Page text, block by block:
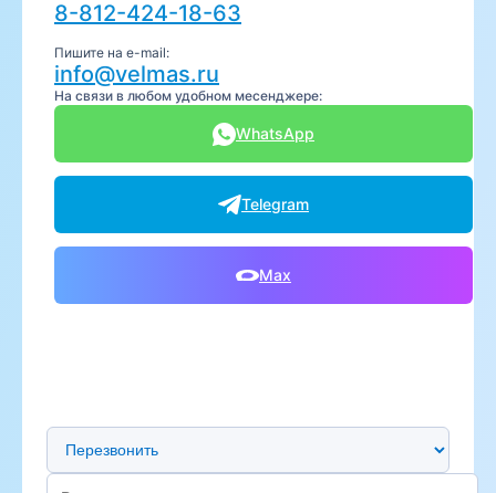
8-812-424-18-63
Пишите на e-mail:
info@velmas.ru
На связи в любом удобном месенджере:
WhatsApp
Telegram
Max
Предпочтительный способ связи